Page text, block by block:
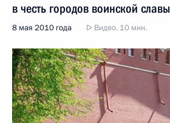
в честь городов воинской славы
8 мая 2010 года Видео, 10 мин.